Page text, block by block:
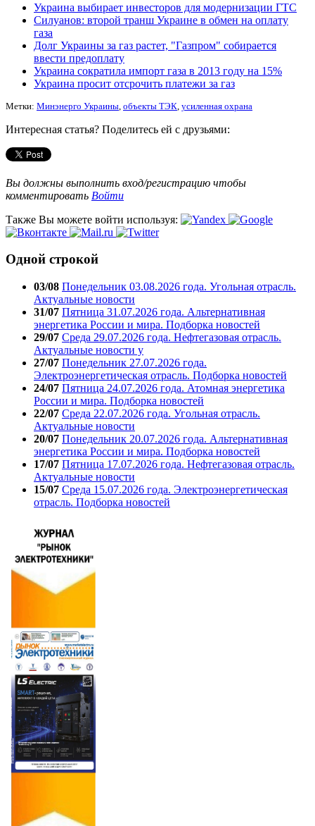
Украина выбирает инвесторов для модернизации ГТС
Силуанов: второй транш Украине в обмен на оплату
газа
Долг Украины за газ растет, "Газпром" собирается
ввести предоплату
Украина сократила импорт газа в 2013 году на 15%
Украина просит отсрочить платежи за газ
Метки: Минэнерго Украины объекты ТЭК усиленная охрана
Интересная статья? Поделитесь ей с друзьями:
Вы должны выполнить вход/регистрацию чтобы
комментировать Войти
Также Вы можете войти используя:
Одной строкой
03/08 Понедельник 03.08.2026 года. Угольная отрасль.
Актуальные новости
31/07 Пятница 31.07.2026 года. Альтернативная
энергетика России и мира. Подборка новостей
29/07 Среда 29.07.2026 года. Нефтегазовая отрасль.
Актуальные новости у
27/07 Понедельник 27.07.2026 года.
Электроэнергетическая отрасль. Подборка новостей
24/07 Пятница 24.07.2026 года. Атомная энергетика
России и мира. Подборка новостей
22/07 Среда 22.07.2026 года. Угольная отрасль.
Актуальные новости
20/07 Понедельник 20.07.2026 года. Альтернативная
энергетика России и мира. Подборка новостей
17/07 Пятница 17.07.2026 года. Нефтегазовая отрасль.
Актуальные новости
15/07 Среда 15.07.2026 года. Электроэнергетическая
отрасль. Подборка новостей